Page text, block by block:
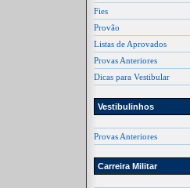
Fies
Provão
Listas de Aprovados
Provas Anteriores
Dicas para Vestibular
Vestibulinhos
Provas Anteriores
Carreira Militar